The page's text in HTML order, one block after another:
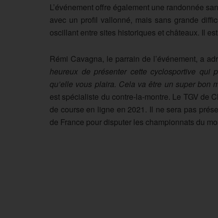
L’événement offre également une randonnée
avec un profil vallonné, mais sans grande
oscillant entre sites historiques et châteaux. Il
Rémi Cavagna, le parrain de l’événement, a
heureux de présenter cette cyclosportive qui
qu’elle vous plaira. Cela va être un super bon
est spécialiste du contre-la-montre. Le TGV de
de course en ligne en 2021. Il ne sera pas
de France pour disputer les championnats du